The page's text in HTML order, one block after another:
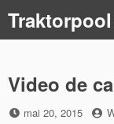
content
Video de
Posted
mai 20, 2015 by